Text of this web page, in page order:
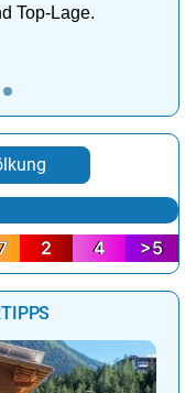
Top-Lage.
2 4 >5